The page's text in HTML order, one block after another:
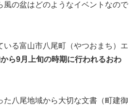
風の盆はどのようなイベントなので
いる富山市八尾町（やつおまち）エ
ら9月上旬の時期に行われるおわ
た八尾地域から大切な文書（町建御